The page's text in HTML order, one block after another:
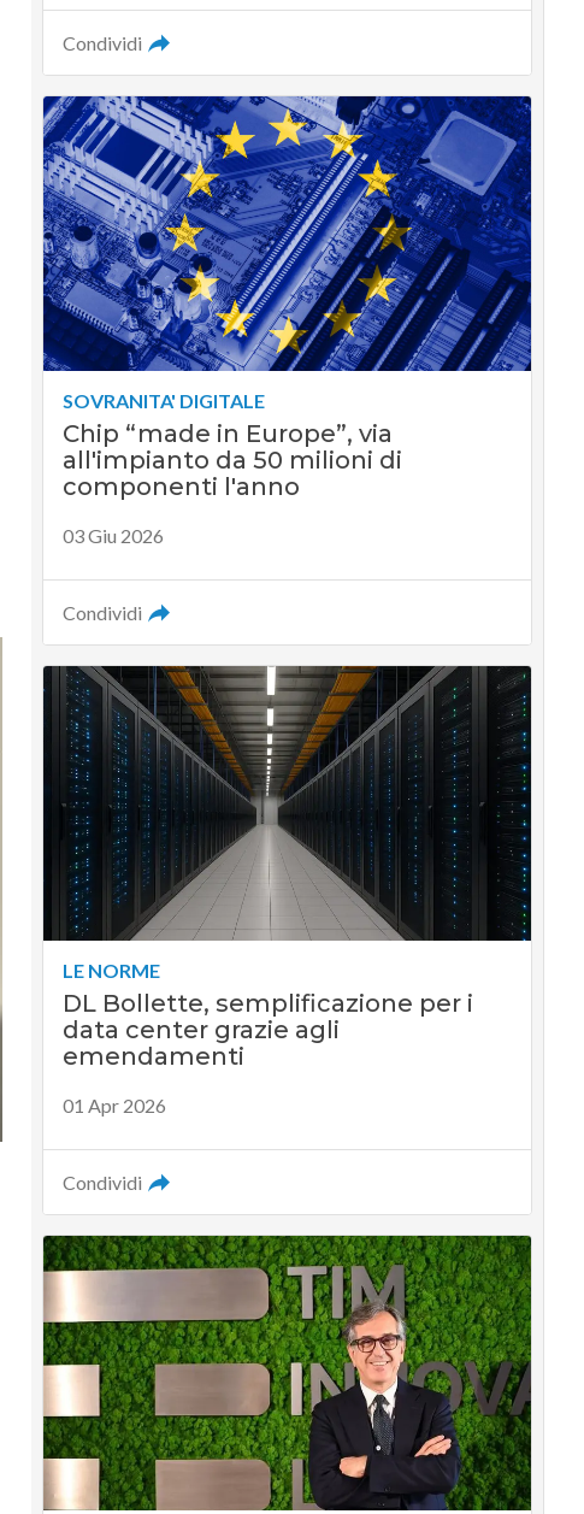
Condividi
SOVRANITA' DIGITALE
Chip “made in Europe”, via
all'impianto da 50 milioni di
componenti l'anno
03 Giu 2026
Condividi
LE NORME
DL Bollette, semplificazione per i
data center grazie agli
emendamenti
01 Apr 2026
Condividi